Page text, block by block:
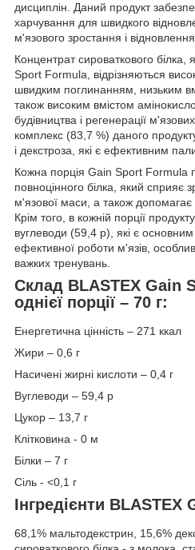
дисциплін. Даний продукт
харчування для швидкого
м'язового зростання і відновлення
Концентрат сироваткового білка,
Sport Formula, відрізняються
швидким поглинанням, низьким
також високим вмістом
будівництва і регенерації
комплекс (83,7 %) даного
і декстроза, які є ефективним
Кожна порція Gain Sport Formula
повноцінного білка, який сприяє
м'язової маси, а також допомагає
Крім того, в кожній порції
вуглеводи (59,4 р), які є
ефективної роботи м'язів,
важких тренувань.
Склад BLASTEX Gain
однієї порції – 70 г:
Енергетична цінність – 271 ккал
Жири – 0,6 г
Насичені жирні кислоти – 0,4 г
Вуглеводи – 59,4 р
Цукор – 13,7 г
Клітковина - 0 м
Білки – 7 г
Сіль - <0,1 г
Інгредієнти
68,1% мальтодекстрин, 15,6%